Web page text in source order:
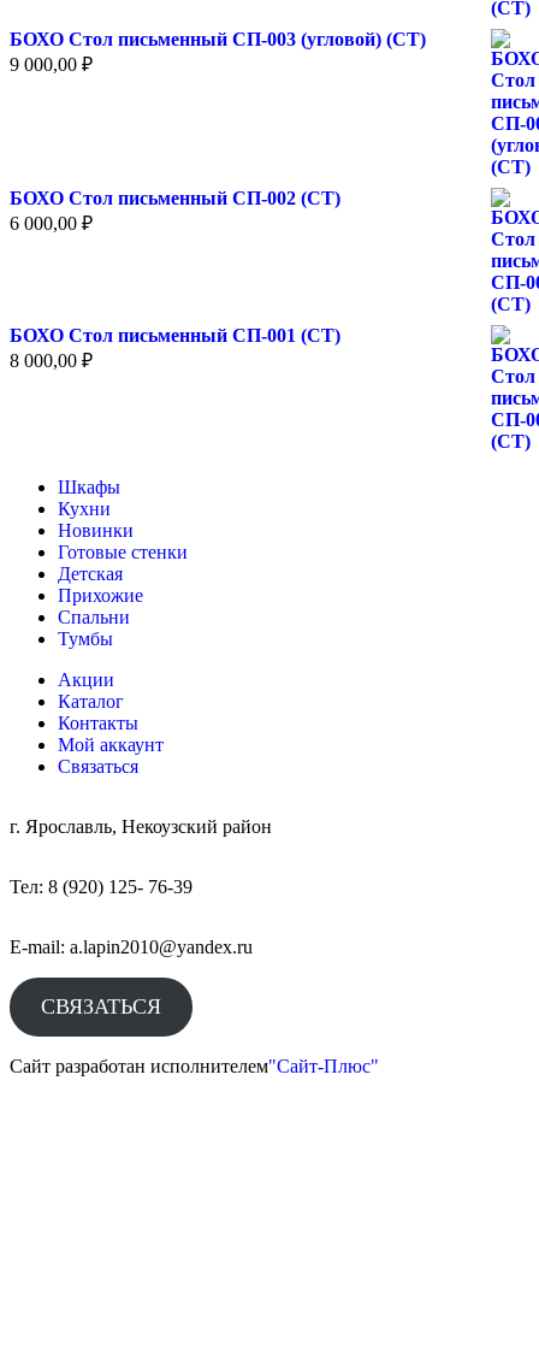
БОХО Стол письменный СП-003 (угловой) (СТ)
9 000,00 ₽
БОХО Стол письменный СП-002 (СТ)
6 000,00 ₽
БОХО Стол письменный СП-001 (СТ)
8 000,00 ₽
Шкафы
Кухни
Новинки
Готовые стенки
Детская
Прихожие
Спальни
Тумбы
Акции
Каталог
Контакты
Мой аккаунт
Связаться
г. Ярославль, Некоузский район
Тел: 8 (920) 125- 76-39
E-mail: a.lapin2010@yandex.ru
СВЯЗАТЬСЯ
Сайт разработан исполнителем"Сайт-Плюс"